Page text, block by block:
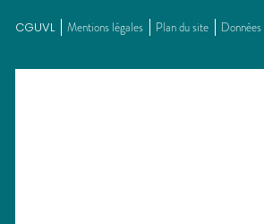
CGUVL Mentions légales Plan du site